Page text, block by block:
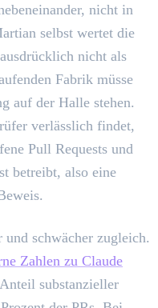
nicht in
selbst wertet die
nicht als
Fabrik müsse
auf der Halle stehen.
verlässlich findet,
Pull Requests und
betreibt, also eine
schwächer zugleich.
Zahlen zu Claude
substanzieller